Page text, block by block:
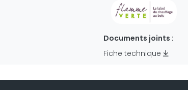
Documents joints :
Fiche technique